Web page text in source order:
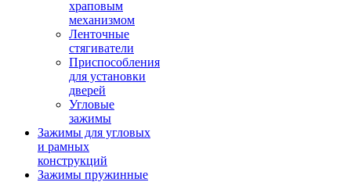
храповым
механизмом
Ленточные
стягиватели
Приспособления
для установки
дверей
Угловые
зажимы
Зажимы для угловых
и рамных
конструкций
Зажимы пружинные